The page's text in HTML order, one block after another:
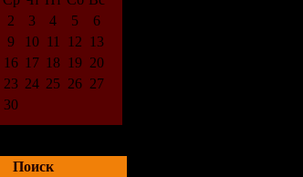
2 3 4 5
6
9 10 11 12
13
16 17 18 19 20
23 24 25 26 27
30
Поиск